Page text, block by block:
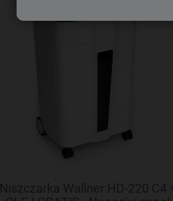
Niszczarka Wallner HD-220 C4